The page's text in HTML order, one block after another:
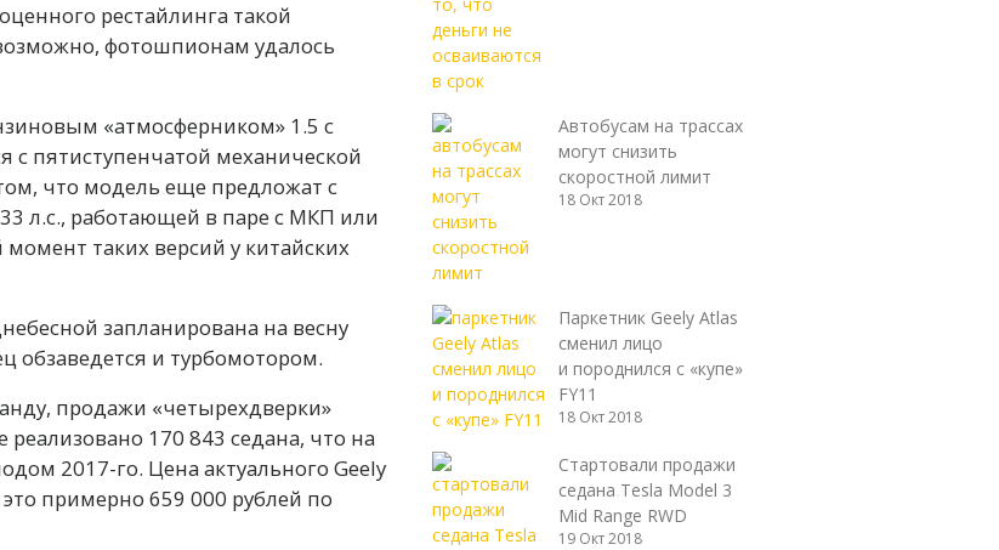
рестайлинга такой
фотошпионам удалось
«атмосферником» 1.5 с
с пятиступенчатой механической
что модель еще предложат с
л.с., работающей в паре с МКП или
таких версий у китайских
запланирована на весну
обзаведется и турбомотором.
продажи «четырехдверки»
реализовано 170 843 седана, что на
2017-го. Цена актуального Geely
примерно 659 000 рублей по
Автобусам на трассах
могут снизить
скоростной лимит
18 Окт 2018
Паркетник Geely Atlas
сменил лицо
и породнился с «купе»
FY11
18 Окт 2018
Стартовали продажи
седана Tesla Model 3
Mid Range RWD
19 Окт 2018